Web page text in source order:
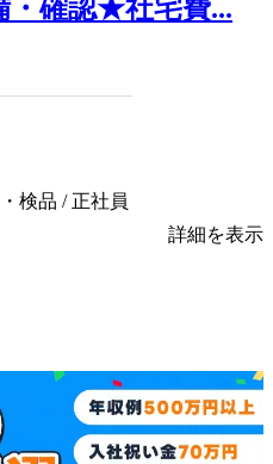
・確認★社宅費...
検品 / 正社員
詳細を表示